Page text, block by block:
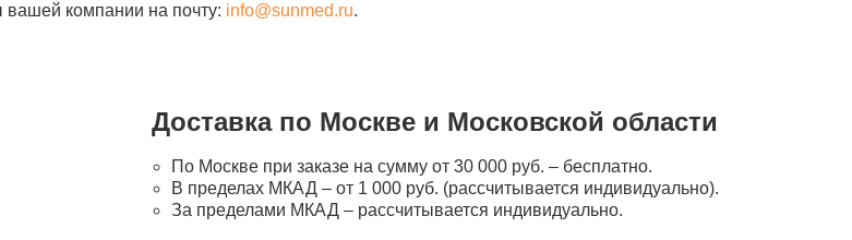
вашей компании на почту: info@sunmed.ru.
Доставка по Москве и Московской области
По Москве при заказе на сумму от 30 000 руб. – бесплатно.
В пределах МКАД – от 1 000 руб. (рассчитывается индивидуально).
За пределами МКАД – рассчитывается индивидуально.